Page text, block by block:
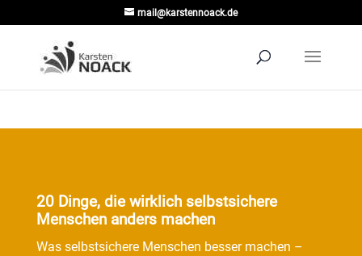
mail@karstennoack.de
20 Dinge, die wirklich selbstsichere
Menschen anders machen
Was selbstsichere Menschen besser machen –